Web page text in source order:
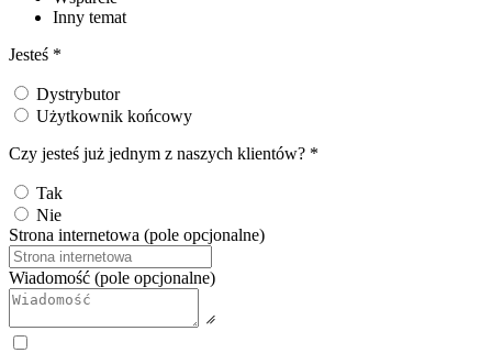
Inny temat
Jesteś *
Dystrybutor
Użytkownik końcowy
Czy jesteś już jednym z naszych klientów? *
Tak
Nie
Strona internetowa (pole opcjonalne)
Wiadomość (pole opcjonalne)